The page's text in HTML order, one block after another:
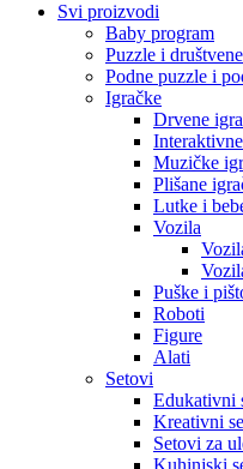
Svi proizvodi
Baby program
Puzzle i
Podne puzzle i
Igračke
Drvene
Muzičke
Plišane
Lutke i
Vozila
Puške i
Roboti
Figure
Alati
Setovi
Edukativni
Kreativni
Setovi za
Kuhinjski